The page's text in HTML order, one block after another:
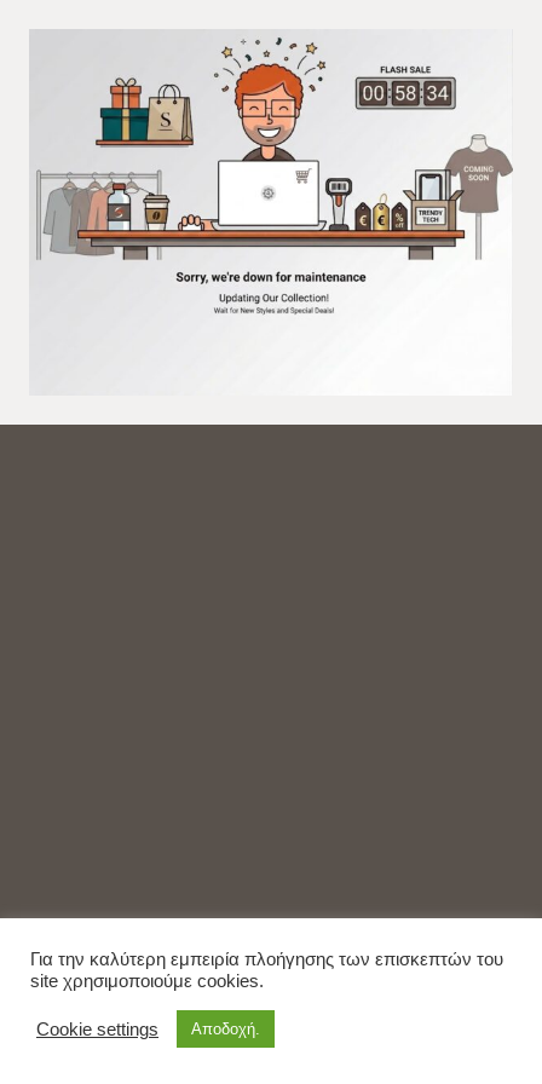
Για την καλύτερη εμπειρία πλοήγησης των επισκεπτών του
site χρησιμοποιούμε cookies.
Cookie settings Αποδοχή.